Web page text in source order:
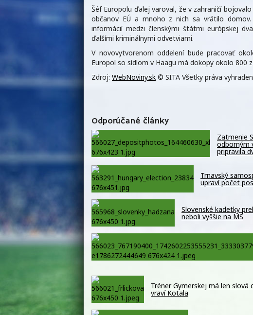
Šéf Europolu ďalej varoval, že v zahraničí
občanov EÚ a mnoho z nich sa vrátilo
informácií medzi členskými štátmi európskej
ďalšími kriminálnymi odvetviami.
V novovytvorenom oddelení bude pracovať
Europol so sídlom v Haagu má dokopy okolo 800
Zdroj: WebNoviny.sk © SITA Všetky práva
Odporúčané články
Zatmenie
odborným
pripravila
Trnavský
upraví počet
Slovenské kadetky
neboli vyššie na MS
Tréner Gymerskej má len slová
vraví Kotala